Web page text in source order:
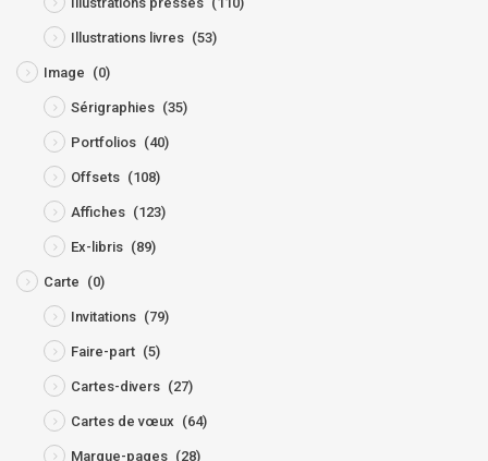
Illustrations livres (53)
Image (0)
Sérigraphies (35)
Portfolios (40)
Offsets (108)
Affiches (123)
Ex-libris (89)
Carte (0)
Invitations (79)
Faire-part (5)
Cartes-divers (27)
Cartes de vœux (64)
Marque-pages (28)